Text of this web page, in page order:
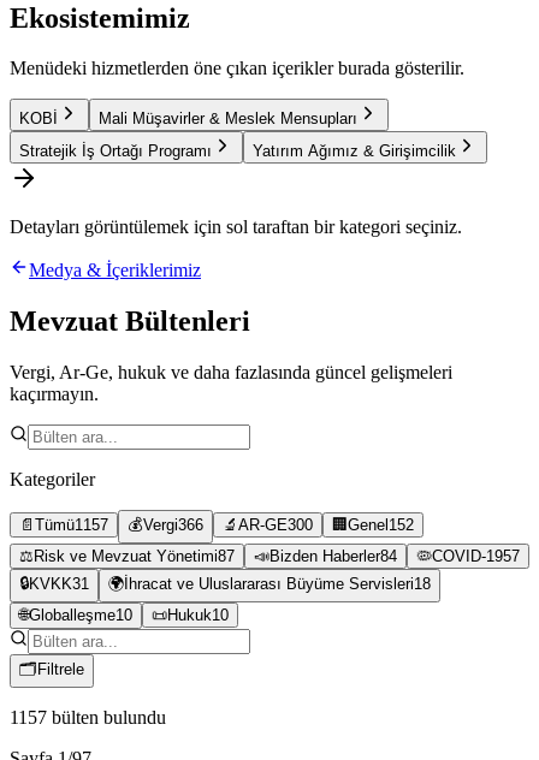
Ekosistemimiz
Menüdeki hizmetlerden öne çıkan içerikler burada gösterilir.
KOBİ
Mali Müşavirler & Meslek Mensupları
Stratejik İş Ortağı Programı
Yatırım Ağımız & Girişimcilik
Detayları görüntülemek için sol taraftan bir kategori seçiniz.
Medya & İçeriklerimiz
Mevzuat Bültenleri
Vergi, Ar-Ge, hukuk ve daha fazlasında güncel gelişmeleri
kaçırmayın.
Kategoriler
📄 Tümü1157 💰Vergi366 🔬 AR-GE300 🏢 Genel 152
⚖️ Risk ve Mevzuat Yönetimi87 📣Bizden Haberler84 🦠COVID-1957
🔒KVKK31 🌍 İhracat ve Uluslararası Büyüme Servisleri18
🌐Globalleşme10 📜Hukuk10
🗂 Filtrele
1157 bülten bulundu